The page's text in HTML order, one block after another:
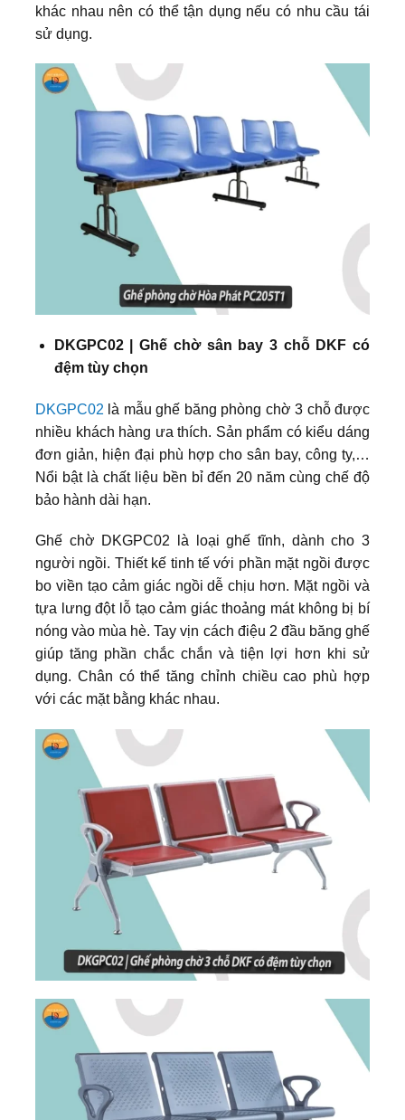
khác nhau nên có thể tận dụng nếu có nhu cầu tái
sử dụng.
DKGPC02 | Ghế chờ sân bay 3 chỗ DKF có
đệm tùy chọn
DKGPC02 là mẫu ghế băng phòng chờ 3 chỗ được
nhiều khách hàng ưa thích. Sản phẩm có kiểu dáng
đơn giản, hiện đại phù hợp cho sân bay, công ty,…
Nổi bật là chất liệu bền bỉ đến 20 năm cùng chế độ
bảo hành dài hạn.
Ghế chờ DKGPC02 là loại ghế tĩnh, dành cho 3
người ngồi. Thiết kế tinh tế với phần mặt ngồi được
bo viền tạo cảm giác ngồi dễ chịu hơn. Mặt ngồi và
tựa lưng đột lỗ tạo cảm giác thoảng mát không bị bí
nóng vào mùa hè. Tay vịn cách điệu 2 đầu băng ghế
giúp tăng phần chắc chắn và tiện lợi hơn khi sử
dụng. Chân có thể tăng chỉnh chiều cao phù hợp
với các mặt bằng khác nhau.